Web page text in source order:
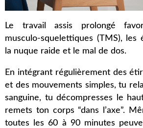
Le travail assis prolongé
musculo-squelettiques (TMS), les
la nuque raide et le mal de dos.
En intégrant régulièrement des
et des mouvements simples, tu
sanguine, tu décompresses le
remets ton corps “dans l’axe”.
toutes les 60 à 90 minutes